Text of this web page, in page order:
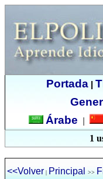
Portada|
Árabe
1
<<Volver | Principal >>